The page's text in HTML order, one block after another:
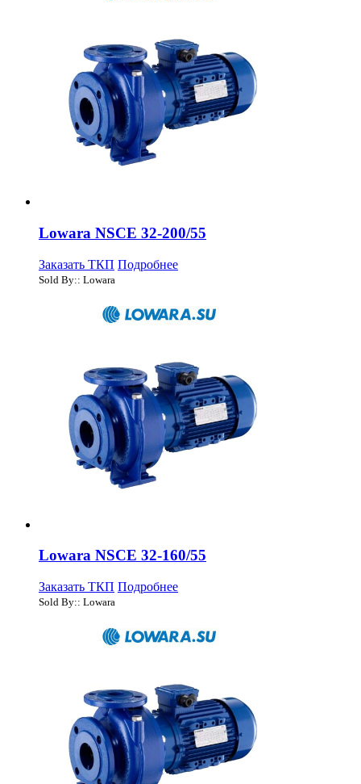
Lowara NSCE 32-200/55
Заказать ТКП Подробнее
Sold By:: Lowara
Lowara NSCE 32-160/55
Заказать ТКП Подробнее
Sold By:: Lowara